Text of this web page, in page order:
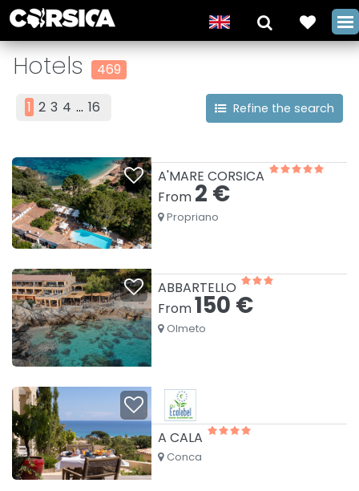
Hotels 469
1 2 3 4 ... 16 Refine the search
A'MARE CORSICA
From 2 €
Propriano
ABBARTELLO
From150 €
Olmeto
A CALA
Conca